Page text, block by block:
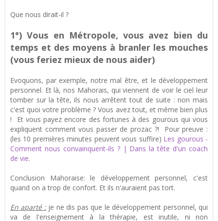
Que nous dirait-il ?
1°) Vous en Métropole, vous avez bien du
temps et des moyens à branler les mouches
(vous feriez mieux de nous aider)
Evoquons, par exemple, notre mal être, et le développement
personnel. Et là, nos Mahorais, qui viennent de voir le ciel leur
tomber sur la tête, ils nous arrêtent tout de suite : non mais
c'est quoi votre problème ? Vous avez tout, et même bien plus
! Et vous payez encore des fortunes à des gourous qui vous
expliquent comment vous passer de prozac ?! Pour preuve :
(les 10 premières minutes peuvent vous suffire) Les gourous -
Comment nous convainquent-ils ? | Dans la tête d'un coach
de vie.
Conclusion Mahoraise: le développement personnel, c'est
quand on a trop de confort. Et ils n'auraient pas tort.
En aparté :je ne dis pas que le développement personnel, qui
va de l'enseignement à la thérapie, est inutile, ni non